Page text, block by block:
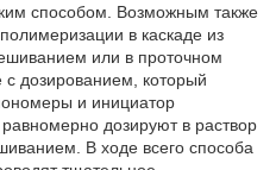
способом. Возможным также
в каскаде из
или в проточном
дозированием, который
и инициатор
дозируют в раствор
В ходе всего способа